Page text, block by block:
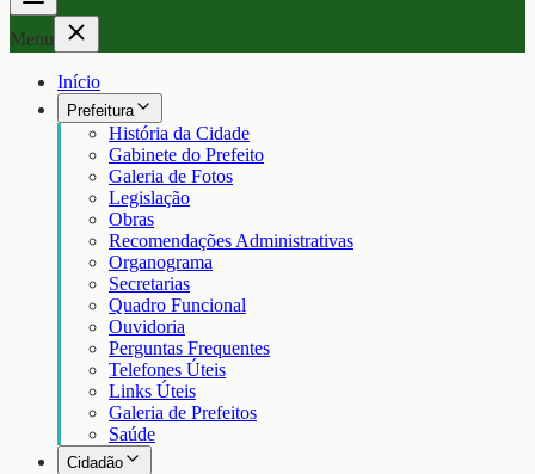
Menu
Início
Prefeitura
História da Cidade
Gabinete do Prefeito
Galeria de Fotos
Legislação
Obras
Recomendações Administrativas
Organograma
Secretarias
Quadro Funcional
Ouvidoria
Perguntas Frequentes
Telefones Úteis
Links Úteis
Galeria de Prefeitos
Saúde
Cidadão